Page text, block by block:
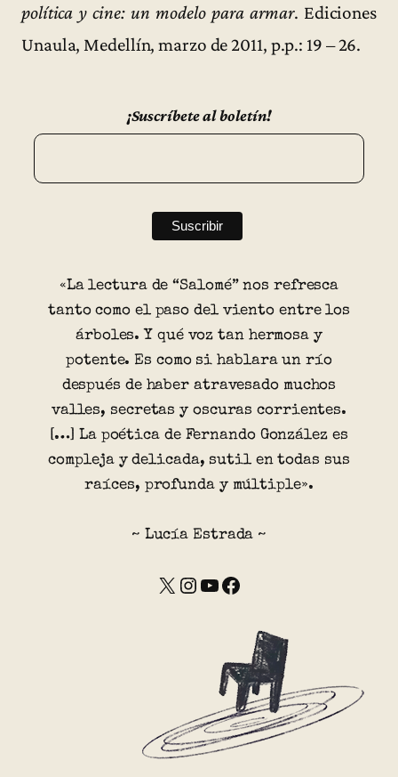
política y cine: un modelo para armar. Ediciones
Unaula, Medellín, marzo de 2011, p.p.: 19 – 26.
¡Suscríbete al boletín!
«La lectura de “Salomé” nos refresca
tanto como el paso del viento entre los
árboles. Y qué voz tan hermosa y
potente. Es como si hablara un río
después de haber atravesado muchos
valles, secretas y oscuras corrientes.
[…] La poética de Fernando González es
compleja y delicada, sutil en todas sus
raíces, profunda y múltiple».
~ Lucía Estrada ~
X Instagram YouTube Facebook